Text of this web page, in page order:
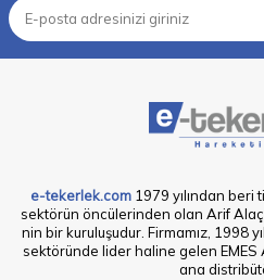
e-tekerlek.com1979 yılından beri
sektörün öncülerinden olan Arif
nin bir kuruluşudur. Firmamız, 1998
sektöründe lider haline gelen EMES
ana